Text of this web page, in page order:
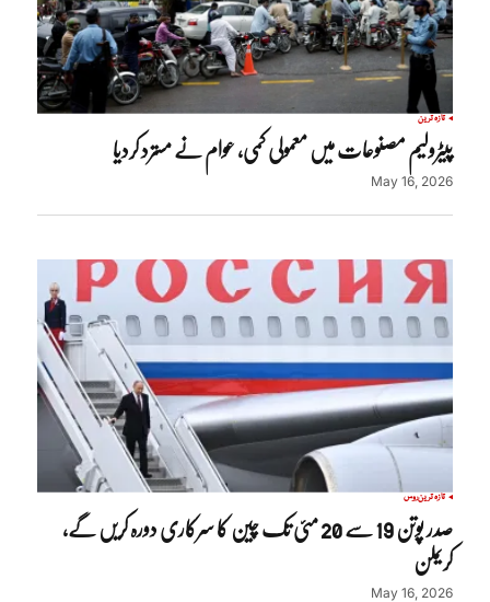
تازہ ترین
پیٹرولیم مصنوعات میں معمولی کمی، عوام نے مسترد کردیا
May 16, 2026
تازہ ترینروس
صدر پوتن 19 سے 20 مئی تک چین کا سرکاری دورہ کریں گے،
کریملن
May 16, 2026